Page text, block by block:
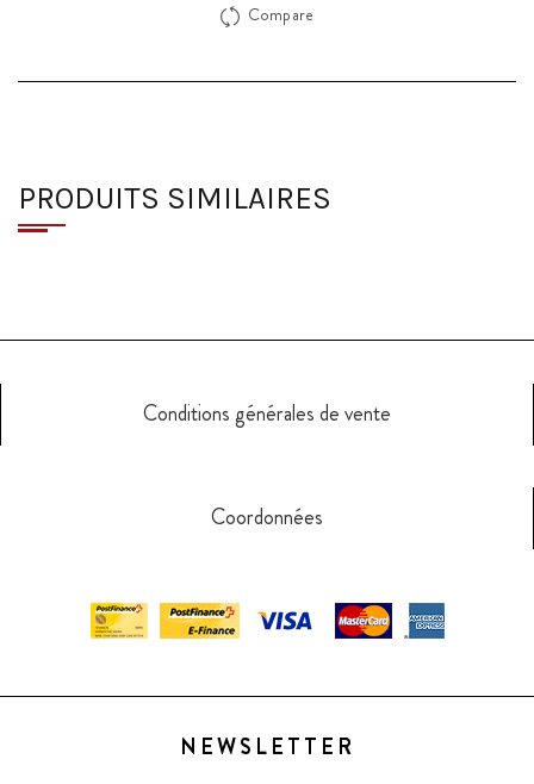
Compare
PRODUITS SIMILAIRES
Conditions générales de vente
Coordonnées
NEWSLETTER